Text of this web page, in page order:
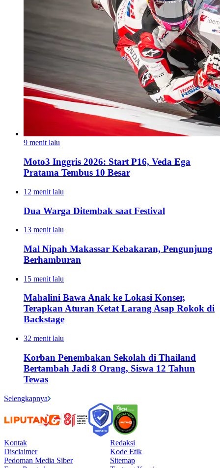
9 menit lalu
Moto3 Inggris 2026: Start P16, Veda Ega
Pratama Tembus 10 Besar
12 menit lalu
Dua Warga Ditembak saat Festival
13 menit lalu
Mal Nipah Makassar Kebakaran, Pengunjung
Berhamburan
15 menit lalu
Mahalini Bawa Anak ke Lokasi Konser,
Terapkan Aturan Ketat Larang Asap Rokok di
Backstage
32 menit lalu
Korban Penembakan Sekolah di Thailand
Bertambah Jadi 8 Orang, Siswa 12 Tahun
Tewas
Selengkapnya
Kontak
Redaksi
Disclaimer
Kode Etik
Pedoman Media Siber
Sitemap